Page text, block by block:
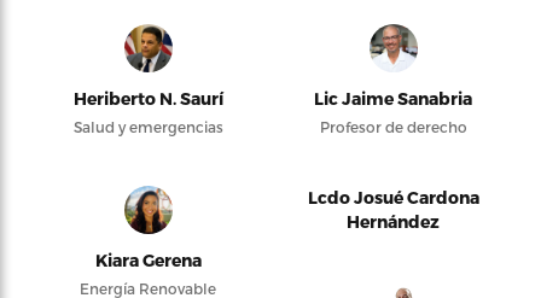
Heriberto N. Saurí
Salud y emergencias
Lic Jaime Sanabria
Profesor de derecho
Kiara Gerena
Energía Renovable
Lcdo Josué Cardona
Hernández